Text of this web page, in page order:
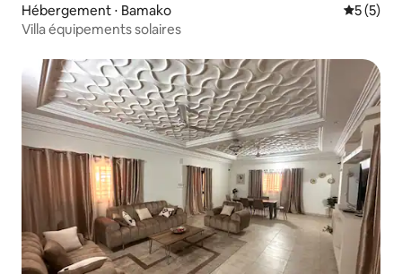
Hébergement ⋅ Bamako
5 (5)
Villa équipements solaires